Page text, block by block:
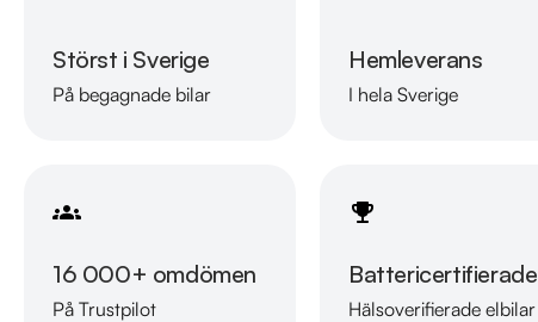
Störst i Sverige
På begagnade bilar
Hemleverans
I hela Sverige
16 000+ omdömen
På Trustpilot
Battericertifierade
Hälsoverifierade elbilar